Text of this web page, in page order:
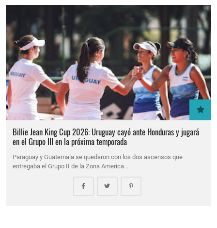
Billie Jean King Cup 2026: Uruguay cayó ante Honduras y jugará
en el Grupo III en la próxima temporada
Paraguay y Guatemala se quedaron con los dos ascensos que
entregaba el Grupo II de la Zona America…